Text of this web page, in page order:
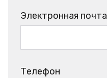
Электронная почта
Телефон